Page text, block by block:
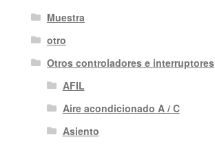
Muestra
otro
Otros controladores e interruptores
AFIL
Aire acondicionado A / C
Asiento